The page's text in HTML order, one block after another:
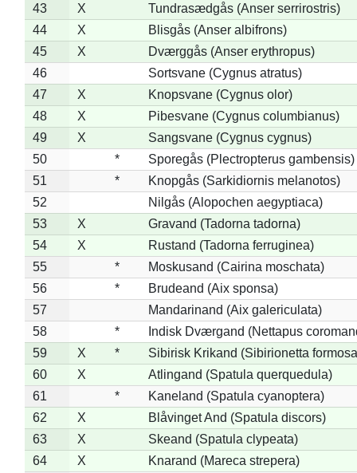
43
X
Tundrasædgås (Anser serrirostris)
44
X
Blisgås (Anser albifrons)
45
X
Dværggås (Anser erythropus)
46
Sortsvane (Cygnus atratus)
47
X
Knopsvane (Cygnus olor)
48
X
Pibesvane (Cygnus columbianus)
49
X
Sangsvane (Cygnus cygnus)
50
*
Sporegås (Plectropterus gambensis)
51
*
Knopgås (Sarkidiornis melanotos)
52
Nilgås (Alopochen aegyptiaca)
53
X
Gravand (Tadorna tadorna)
54
X
Rustand (Tadorna ferruginea)
55
*
Moskusand (Cairina moschata)
56
*
Brudeand (Aix sponsa)
57
Mandarinand (Aix galericulata)
58
*
Indisk Dværgand (Nettapus
59
X *
Sibirisk Krikand (Sibirionetta
60
X
Atlingand (Spatula querquedula)
61
*
Kaneland (Spatula cyanoptera)
62
X
Blåvinget And (Spatula discors)
63
X
Skeand (Spatula clypeata)
64
X
Knarand (Mareca strepera)